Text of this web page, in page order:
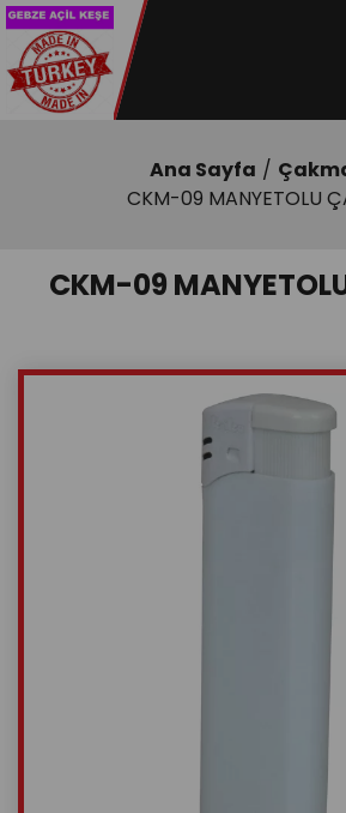
Ana Sayfa
CKM-09 MANYETOLU
CKM-09